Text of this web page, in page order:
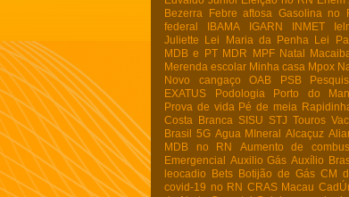
Bezerra
Febre aftosa Gasolina no
federal
IBAMA IGARN INMET
Juliette
Lei Maria da Penha
Lei
MDB e PT MDR MPF Natal
Merenda escolar Minha casa Mpox
Novo cangaço
OAB PSB
EXATUS
Podologia Porto do
Prova de vida Pé de meia
Costa Branca
SISU STJ Touros
Brasil 5G Agua MIneral Alcaçuz
MDB no RN
Aumento de
Emergencial Auxilio Gás Auxílio
leocadio
Bets Botijão de Gás CM
covid-19 no RN CRAS Macau